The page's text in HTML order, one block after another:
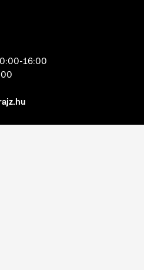
16:00